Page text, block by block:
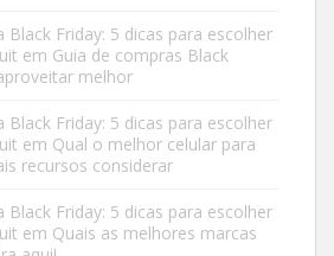
Black Friday: 5 dicas para escolher
em Guia de compras Black
melhor
Black Friday: 5 dicas para escolher
em Qual o melhor celular para
recursos considerar
Black Friday: 5 dicas para escolher
em Quais as melhores marcas